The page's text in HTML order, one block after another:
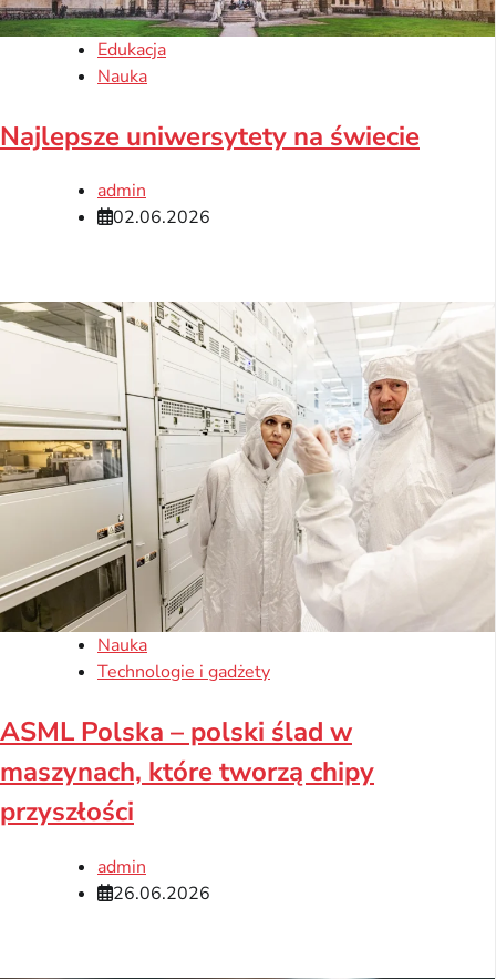
Edukacja
Nauka
Najlepsze uniwersytety na świecie
admin
02.06.2026
Nauka
Technologie i gadżety
ASML Polska – polski ślad w
maszynach, które tworzą chipy
przyszłości
admin
26.06.2026